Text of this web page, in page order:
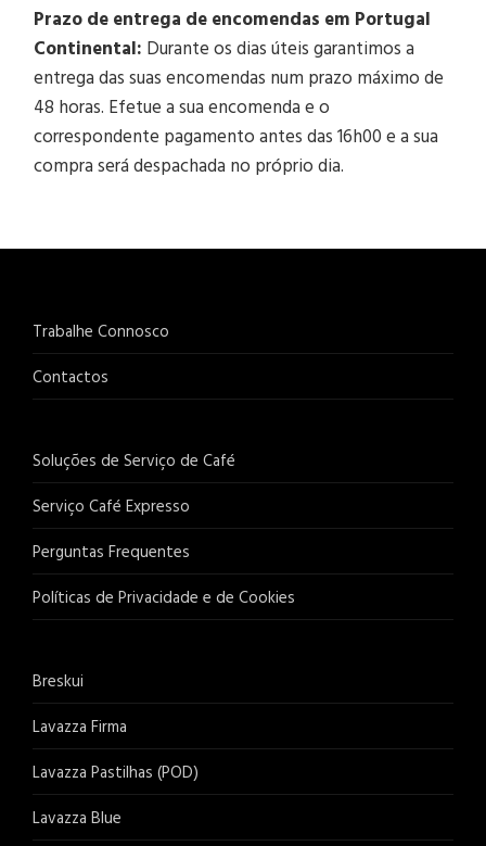
Prazo de entrega de encomendas em Portugal
Continental: Durante os dias úteis garantimos a
entrega das suas encomendas num prazo máximo de
48 horas. Efetue a sua encomenda e o
correspondente pagamento antes das 16h00 e a sua
compra será despachada no próprio dia.
Trabalhe Connosco
Contactos
Soluções de Serviço de Café
Serviço Café Expresso
Perguntas Frequentes
Políticas de Privacidade e de Cookies
Breskui
Lavazza Firma
Lavazza Pastilhas (POD)
Lavazza Blue